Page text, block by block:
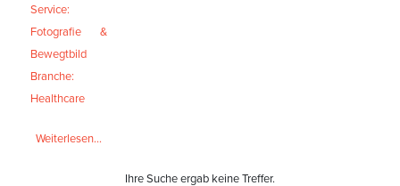
Service:
Fotografie &
Bewegtbild
Branche:
Healthcare
Weiterlesen...
Ihre Suche ergab keine Treffer.